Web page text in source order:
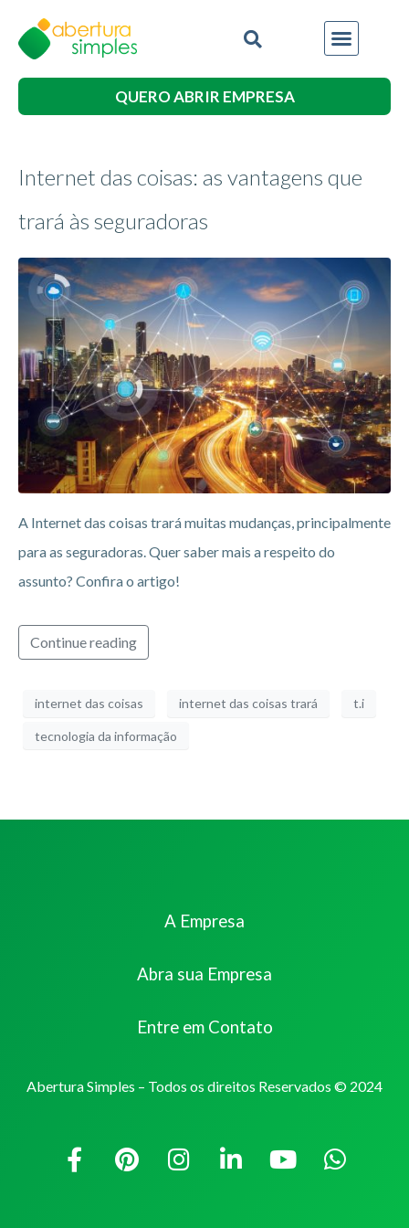
QUERO ABRIR EMPRESA
Internet das coisas: as vantagens que
trará às seguradoras
A Internet das coisas trará muitas mudanças, principalmente
para as seguradoras. Quer saber mais a respeito do
assunto? Confira o artigo!
Continue reading
internet das coisas internet das coisas trará t.i
tecnologia da informação
A Empresa
Abra sua Empresa
Entre em Contato
Abertura Simples – Todos os direitos Reservados © 2024